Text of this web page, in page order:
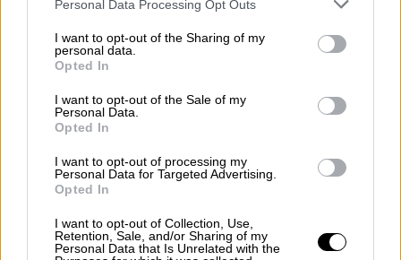
not limited to your visit or usage behaviour. You may click to
grant or deny consent to Google and its third-party tags to
use your data for below specified purposes in below Google
consent section.
Personal Data Processing Opt Outs
I want to opt-out of the Sharing of my
personal data.
Opted In
I want to opt-out of the Sale of my
Personal Data.
Opted In
I want to opt-out of processing my
Personal Data for Targeted Advertising.
Opted In
I want to opt-out of Collection, Use,
Retention, Sale, and/or Sharing of my
Personal Data that Is Unrelated with the
ντοκιμαντέρ «Je suis: Celine Dion
θαυμαστές της έχουν την ευκαιρία να δουν
από κοντά τον αγώνα και την
αποφασιστικότητά της.